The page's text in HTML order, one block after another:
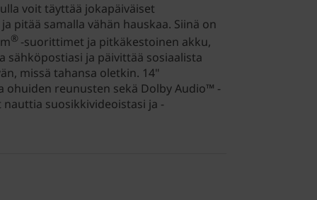
voit täyttää jokapäiväiset
pitää samalla vähän hauskaa. Siinä on
® -suorittimet ja pitkäkestoinen akku,
sähköpostiasi ja päivittää sosiaalista
missä tahansa oletkin. 14"
ohuiden reunusten sekä Dolby Audio™ -
suosikkivideoistasi ja -